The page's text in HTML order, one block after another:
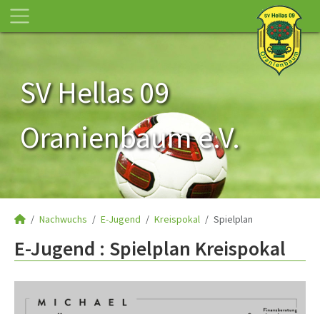
SV Hellas 09
Oranienbaum e.V.
Nachwuchs E-Jugend Kreispokal Spielplan
E-Jugend : Spielplan Kreispokal